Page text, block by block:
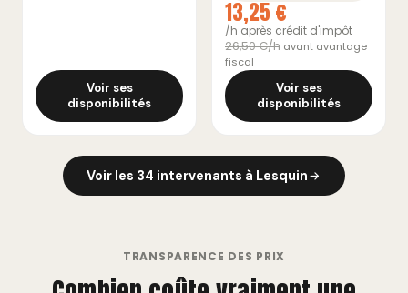
Voir ses
disponibilités
13,25 €
/h après crédit d'impôt
26,50 €/h avant avantage
fiscal
Voir ses
disponibilités
Voir les 34 intervenants à Lesquin
TRANSPARENCE DES PRIX